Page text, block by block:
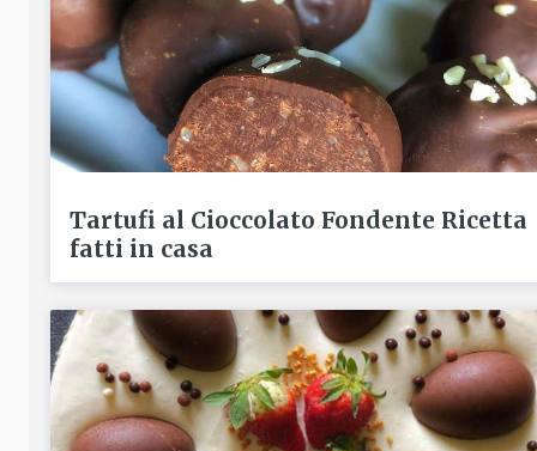
Tartufi al Cioccolato Fondente Ricetta
fatti in casa